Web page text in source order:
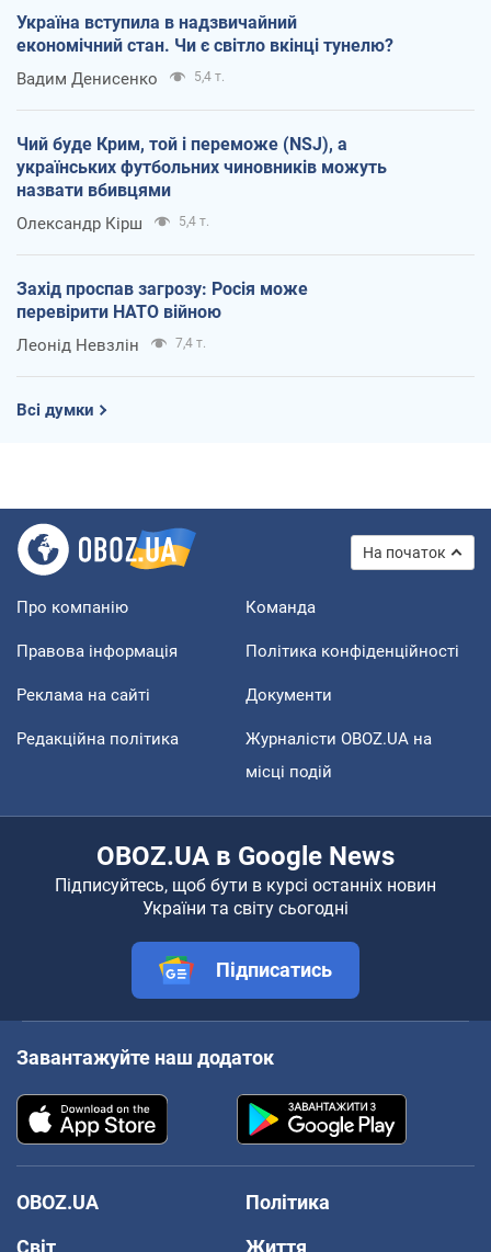
Україна вступила в надзвичайний
економічний стан. Чи є світло вкінці тунелю?
Вадим Денисенко 5,4 т.
Чий буде Крим, той і переможе (NSJ), а
українських футбольних чиновників можуть
назвати вбивцями
Олександр Кірш 5,4 т.
Захід проспав загрозу: Росія може
перевірити НАТО війною
Леонід Невзлін 7,4 т.
Всі думки
На початок
Про компанію Команда
Правова інформація Політика конфіденційності
Реклама на сайті Документи
Редакційна політика
Журналісти OBOZ.UA на
місці подій
OBOZ.UA в Google News
Підписуйтесь, щоб бути в курсі останніх новин
України та світу сьогодні
Підписатись
Завантажуйте наш додаток
OBOZ.UA
Політика
Світ
Життя